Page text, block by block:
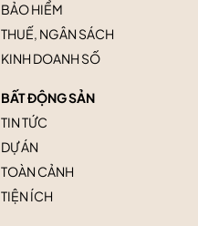
BẢO HIỂM
THUẾ, NGÂN SÁCH
KINH DOANH SỐ
BẤT ĐỘNG SẢN
TIN TỨC
DỰ ÁN
TOÀN CẢNH
TIỆN ÍCH